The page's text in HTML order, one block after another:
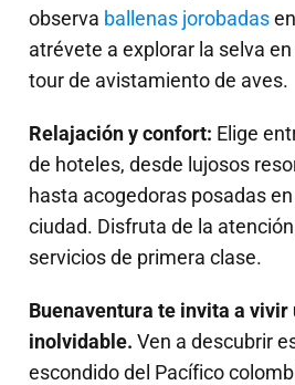
observa ballenas jorobadas
atrévete a explorar la selva
tour de avistamiento de aves.
Relajación y confort: Elige
de hoteles, desde lujosos
hasta acogedoras posadas
ciudad. Disfruta de la
servicios de primera clase.
Buenaventura te invita a vivir
inolvidable. Ven a descubrir
escondido del Pacífico